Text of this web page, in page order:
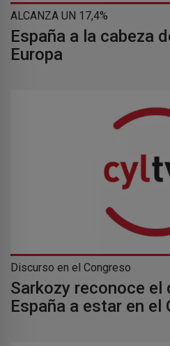
ALCANZA UN 17,4%
España a la cabeza
Europa
Discurso en el Congreso
Sarkozy reconoce el
España a estar en el